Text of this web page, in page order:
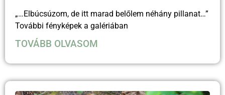
„…Elbúcsúzom, de itt marad belőlem néhány pillanat…”
További fényképek a galériában
TOVÁBB OLVASOM